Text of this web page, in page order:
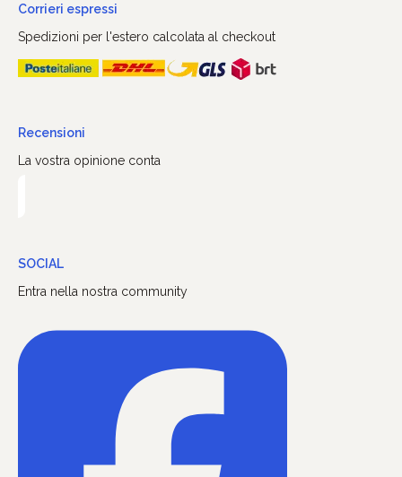
Corrieri espressi
Spedizioni per l'estero calcolata al checkout
Recensioni
La vostra opinione conta
SOCIAL
Entra nella nostra community